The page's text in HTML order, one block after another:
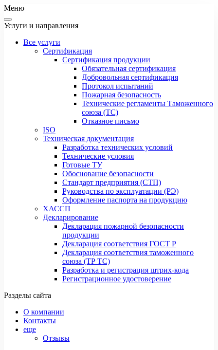
Меню
Услуги и направления
Все услуги
Сертификация
Сертификация продукции
Обязательная сертификация
Добровольная сертификация
Протокол испытаний
Пожарная безопасность
Технические регламенты Таможенного
союза (ТС)
Отказное письмо
ISO
Техническая документация
Разработка технических условий
Технические условия
Готовые ТУ
Обоснование безопасности
Стандарт предприятия (СТП)
Руководства по эксплуатации (РЭ)
Оформление паспорта на продукцию
ХАССП
Декларирование
Декларация пожарной безопасности
продукции
Декларация соответствия ГОСТ Р
Декларация соответствия таможенного
союза (ТР ТС)
Разработка и регистрация штрих-кода
Регистрационное удостоверение
Разделы сайта
О компании
Контакты
еще
Отзывы